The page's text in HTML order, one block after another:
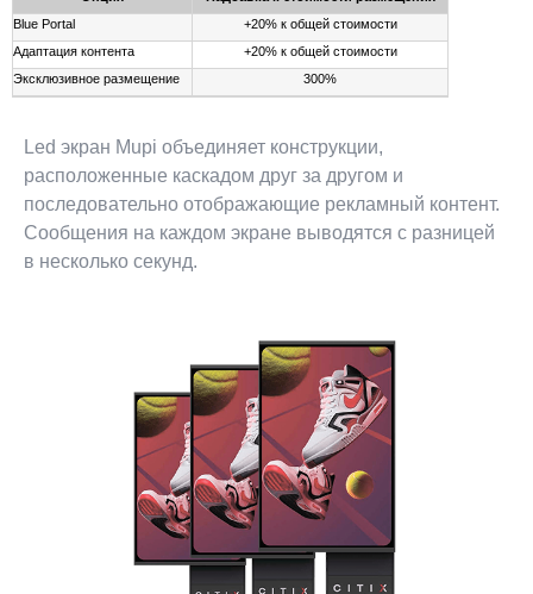
Blue Portal
+20% к общей стоимости
Адаптация контента
+20% к общей стоимости
Эксклюзивное размещение
300%
Led экран Mupi объединяет конструкции,
расположенные каскадом друг за другом и
последовательно отображающие рекламный контент.
Сообщения на каждом экране выводятся с разницей
в несколько секунд.